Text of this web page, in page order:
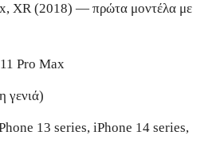
XR (2018) — πρώτα μοντέλα με
Pro Max
γενιά)
13 series, iPhone 14 series,